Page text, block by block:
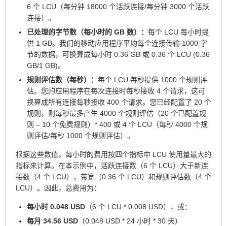
6 个 LCU（每分钟 18000 个活跃连接/每分钟 3000 个活跃
连接）。
已处理的字节数（每小时的 GB 数）： 每个 LCU 每小时提
供 1 GB。我们的移动应用程序平均每个连接传输 1000 字
节的数据，可换算成每小时 0.36 GB 或 0.36 个 LCU (0.36
GB/1 GB)。
规则评估数（每秒）： 每个 LCU 每秒提供 1000 个规则评
估。您的应用程序在每次连接时每秒接收 4 个请求，这可
换算成所有连接每秒接收 400 个请求。您已经配置了 20 个
规则，则每秒最多产生 4000 个规则评估（20 个已配置规
则 – 10 个免费规则）* 400 或 4 个 LCU（每秒 4000 个规
则评估/每秒 1000 个规则评估）。
根据这些数值，每小时的费用按四个指标中 LCU 使用量最大的
指标来计算。在本示例中，活跃连接数（6 个 LCU）大于新连
接数（4 个 LCU）、带宽（0.36 个 LCU）和规则评估数（4 个
LCU）。因此，总费用为：
每小时 0.048 USD （6 个 LCU * 0.008 USD），或：
每月 34.56 USD （0.048 USD * 24 小时 * 30 天）